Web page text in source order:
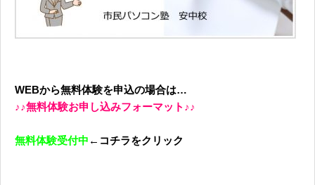
WEBから無料体験を申込の場合は…
♪♪無料体験お申し込みフォーマット♪♪
無料体験受付中 ←コチラをクリック